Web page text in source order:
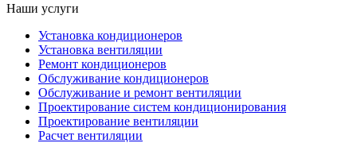
Наши услуги
Установка кондиционеров
Установка вентиляции
Ремонт кондиционеров
Обслуживание кондиционеров
Обслуживание и ремонт вентиляции
Проектирование систем кондиционирования
Проектирование вентиляции
Расчет вентиляции